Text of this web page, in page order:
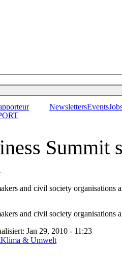
NewslettersEvents
Summit
and civil society
and civil society
Jan 29, 2010 - 11:23
Klima & Umwelt